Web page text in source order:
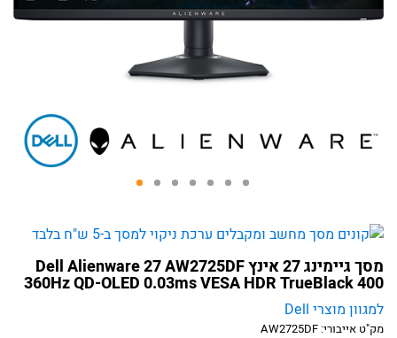
מסך גיימינג 27 אינץ Dell Alienware 27 AW2725DF
360Hz QD-OLED 0.03ms VESA HDR TrueBlack 400
למגוון מוצרי Dell
מק"ט אייבורי: AW2725DF